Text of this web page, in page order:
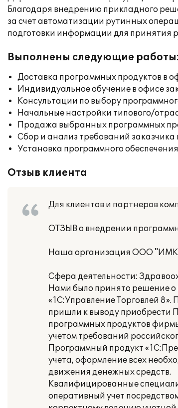
Благодаря внедрению прикладного
за счет автоматизации рутинных
подготовки информации для принятия
Выполнены следующие работы:
Доставка программных продуктов в
Индивидуальное обучение в офисе
Консультации по выбору
Начальные настройки типового/
Продажа выбранных программных
Сбор и анализ требований
Установка программного
Отзыв клиента
Для клиентов и партнеров
ОТЗЫВ о внедрении
Наша организация ООО
Сфера деятельности:
Нами было принято решение о
«1С:Управление Торговлей
пришли к выводу приобрести
программных продуктов
учетом требований
Программный продукт
учета, оформление всех
движения денежных средств.
Квалифицированные
оперативный учет